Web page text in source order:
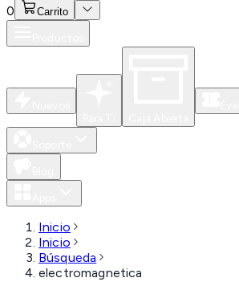
0 Carrito
Inicio
Inicio
Búsqueda
electromagnetica